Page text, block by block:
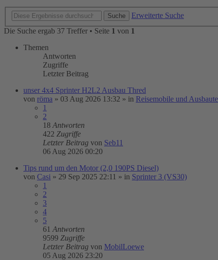
Suche
Erweiterte Suche
Die Suche ergab 37 Treffer • Seite 1 von 1
Themen
Antworten
Zugriffe
Letzter Beitrag
unser 4x4 Sprinter H2L2 Ausbau Thred
von röma » 03 Aug 2026 13:32 » in Reisemobile und
1
2
18 Antworten
422 Zugriffe
Letzter Beitrag von Seb11
06 Aug 2026 00:20
Tips rund um den Motor (2,0 190PS Diesel)
von Casi » 29 Sep 2025 22:11 » in Sprinter 3 (VS30)
1
2
3
4
5
61 Antworten
9599 Zugriffe
Letzter Beitrag von MobilLoewe
05 Aug 2026 23:20